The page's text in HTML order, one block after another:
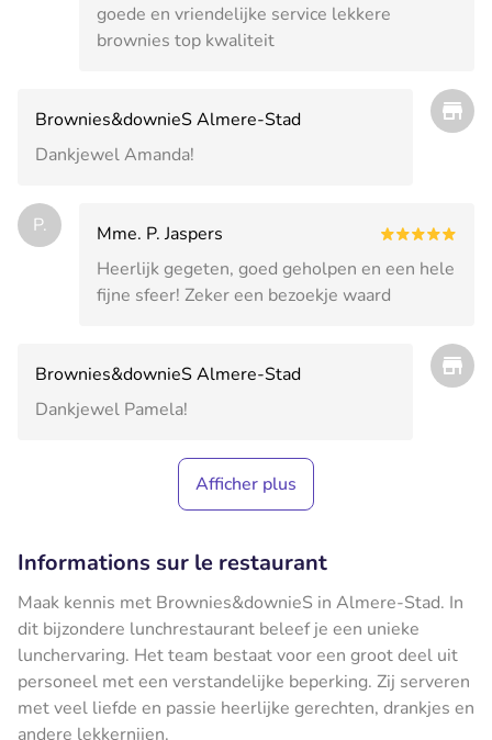
goede en vriendelijke service lekkere
brownies top kwaliteit
Brownies&downieS Almere-Stad
Dankjewel Amanda!
P.
Mme. P. Jaspers
Heerlijk gegeten, goed geholpen en een hele
fijne sfeer! Zeker een bezoekje waard
Brownies&downieS Almere-Stad
Dankjewel Pamela!
Afficher plus
Informations sur le restaurant
Maak kennis met Brownies&downieS in Almere-Stad. In
dit bijzondere lunchrestaurant beleef je een unieke
lunchervaring. Het team bestaat voor een groot deel uit
personeel met een verstandelijke beperking. Zij serveren
met veel liefde en passie heerlijke gerechten, drankjes en
andere lekkernijen.